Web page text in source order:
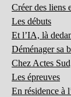
Créer des liens
Les débuts
Et l’IA, là
Déménager sa
Chez Actes
Les épreuves
En résidence à